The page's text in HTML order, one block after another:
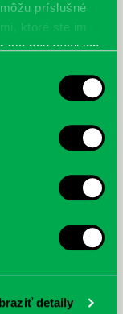
príslušné
ktoré ste im
ste používali ich
detaily